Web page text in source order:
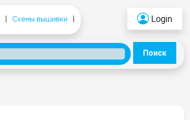
Схемы вышивки Login
Поиск